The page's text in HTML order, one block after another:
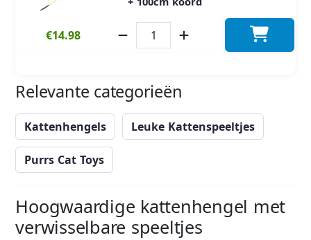
€14.98
Relevante categorieën
Kattenhengels Leuke Kattenspeeltjes
Purrs Cat Toys
Hoogwaardige kattenhengel met
verwisselbare speeltjes